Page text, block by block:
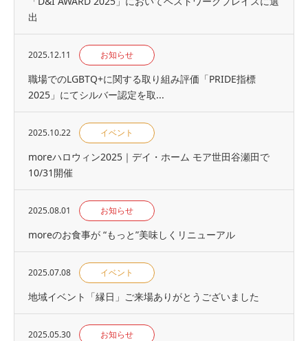
出
2025.12.11 お知らせ
職場でのLGBTQ+に関する取り組み評価「PRIDE指標
2025」にてシルバー認定を取...
2025.10.22 イベント
moreハロウィン2025｜デイ・ホーム モア世田谷瀬田で
10/31開催
2025.08.01 お知らせ
moreのお食事が “もっと”美味しくリニューアル
2025.07.08 イベント
地域イベント「縁⽇」ご来場ありがとうございました
2025.05.30 お知らせ